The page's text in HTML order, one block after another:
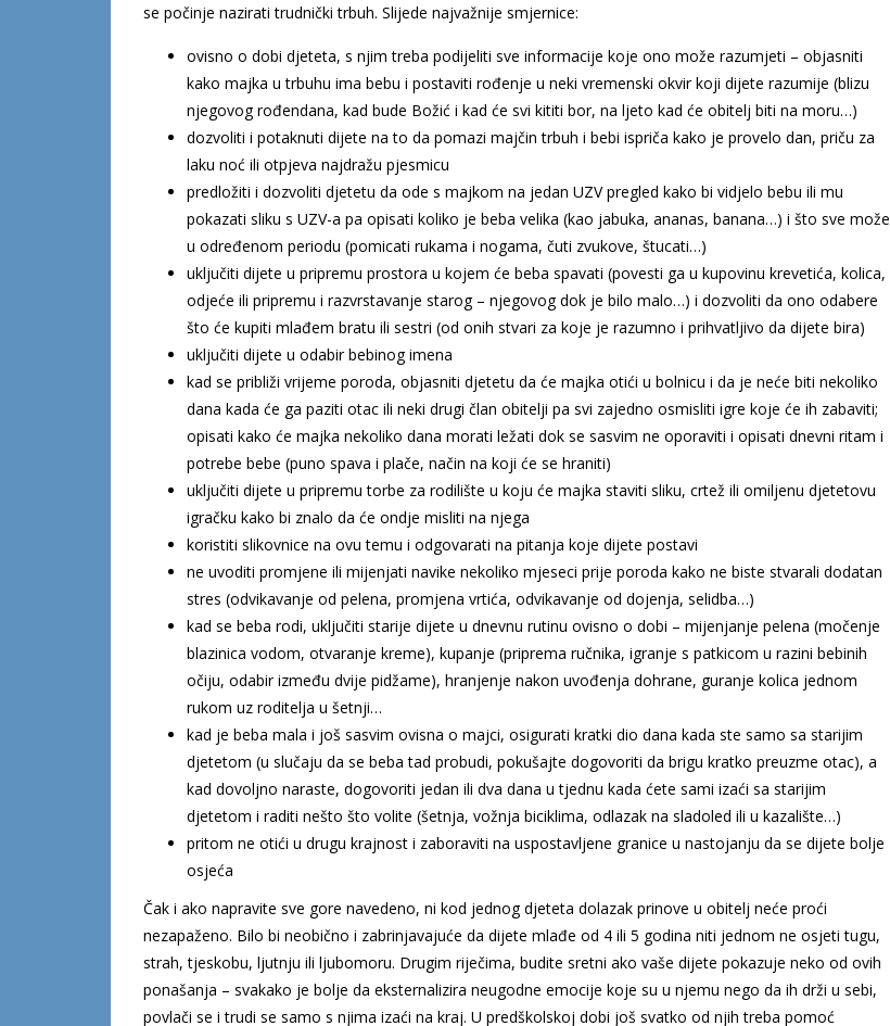
se počinje nazirati trudnički trbuh. Slijede najvažnije smjernice:
ovisno o dobi djeteta, s njim treba podijeliti sve informacije koje ono može razumjeti – objasniti
kako majka u trbuhu ima bebu i postaviti rođenje u neki vremenski okvir koji dijete razumije (blizu
njegovog rođendana, kad bude Božić i kad će svi kititi bor, na ljeto kad će obitelj biti na moru…)
dozvoliti i potaknuti dijete na to da pomazi majčin trbuh i bebi ispriča kako je provelo dan, priču za
laku noć ili otpjeva najdražu pjesmicu
predložiti i dozvoliti djetetu da ode s majkom na jedan UZV pregled kako bi vidjelo bebu ili mu
pokazati sliku s UZV-a pa opisati koliko je beba velika (kao jabuka, ananas, banana…) i što sve može
u određenom periodu (pomicati rukama i nogama, čuti zvukove, štucati…)
uključiti dijete u pripremu prostora u kojem će beba spavati (povesti ga u kupovinu krevetića, kolica,
odjeće ili pripremu i razvrstavanje starog – njegovog dok je bilo malo…) i dozvoliti da ono odabere
što će kupiti mlađem bratu ili sestri (od onih stvari za koje je razumno i prihvatljivo da dijete bira)
uključiti dijete u odabir bebinog imena
kad se približi vrijeme poroda, objasniti djetetu da će majka otići u bolnicu i da je neće biti nekoliko
dana kada će ga paziti otac ili neki drugi član obitelji pa svi zajedno osmisliti igre koje će ih zabaviti;
opisati kako će majka nekoliko dana morati ležati dok se sasvim ne oporaviti i opisati dnevni ritam i
potrebe bebe (puno spava i plače, način na koji će se hraniti)
uključiti dijete u pripremu torbe za rodilište u koju će majka staviti sliku, crtež ili omiljenu djetetovu
igračku kako bi znalo da će ondje misliti na njega
koristiti slikovnice na ovu temu i odgovarati na pitanja koje dijete postavi
ne uvoditi promjene ili mijenjati navike nekoliko mjeseci prije poroda kako ne biste stvarali dodatan
stres (odvikavanje od pelena, promjena vrtića, odvikavanje od dojenja, selidba…)
kad se beba rodi, uključiti starije dijete u dnevnu rutinu ovisno o dobi – mijenjanje pelena (močenje
blazinica vodom, otvaranje kreme), kupanje (priprema ručnika, igranje s patkicom u razini bebinih
očiju, odabir između dvije pidžame), hranjenje nakon uvođenja dohrane, guranje kolica jednom
rukom uz roditelja u šetnji…
kad je beba mala i još sasvim ovisna o majci, osigurati kratki dio dana kada ste samo sa starijim
djetetom (u slučaju da se beba tad probudi, pokušajte dogovoriti da brigu kratko preuzme otac), a
kad dovoljno naraste, dogovoriti jedan ili dva dana u tjednu kada ćete sami izaći sa starijim
djetetom i raditi nešto što volite (šetnja, vožnja biciklima, odlazak na sladoled ili u kazalište…)
pritom ne otići u drugu krajnost i zaboraviti na uspostavljene granice u nastojanju da se dijete bolje
osjeća
Čak i ako napravite sve gore navedeno, ni kod jednog djeteta dolazak prinove u obitelj neće proći
nezapaženo. Bilo bi neobično i zabrinjavajuće da dijete mlađe od 4 ili 5 godina niti jednom ne osjeti tugu,
strah, tjeskobu, ljutnju ili ljubomoru. Drugim riječima, budite sretni ako vaše dijete pokazuje neko od ovih
ponašanja – svakako je bolje da eksternalizira neugodne emocije koje su u njemu nego da ih drži u sebi,
povlači se i trudi se samo s njima izaći na kraj. U predškolskoj dobi još svatko od njih treba pomoć